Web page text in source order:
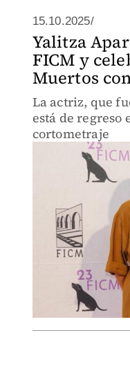
15.10.2025/
Yalitza
FICM y
Muertos
La actriz, que
está de regreso
cortometraje